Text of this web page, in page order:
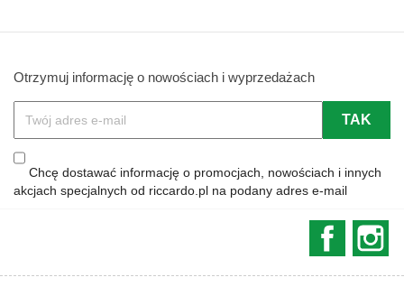
Otrzymuj informację o nowościach i wyprzedażach
Chcę dostawać informację o promocjach, nowościach i innych
akcjach specjalnych od riccardo.pl na podany adres e-mail